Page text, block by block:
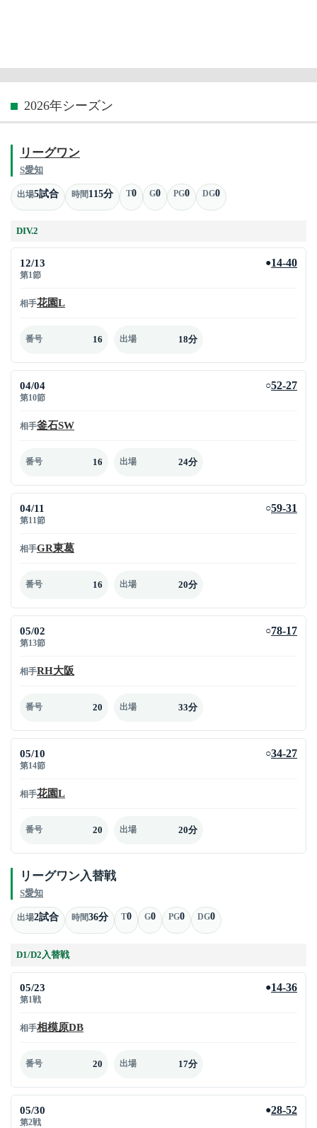
2026年シーズン
リーグワン
S愛知
出場5試合 時間115分 T0 G0 PG0 DG0
DIV.2
12/13
第1節
●14-40
相手花園L
番号 16 出場 18分
04/04
第10節
○52-27
相手釜石SW
番号 16 出場 24分
04/11
第11節
○59-31
相手GR東葛
番号 16 出場 20分
05/02
第13節
○78-17
相手RH大阪
番号 20 出場 33分
05/10
第14節
○34-27
相手花園L
番号 20 出場 20分
リーグワン入替戦
S愛知
出場2試合 時間36分 T0 G0 PG0 DG0
D1/D2入替戦
05/23
第1戦
●14-36
相手相模原DB
番号 20 出場 17分
05/30
第2戦
●28-52